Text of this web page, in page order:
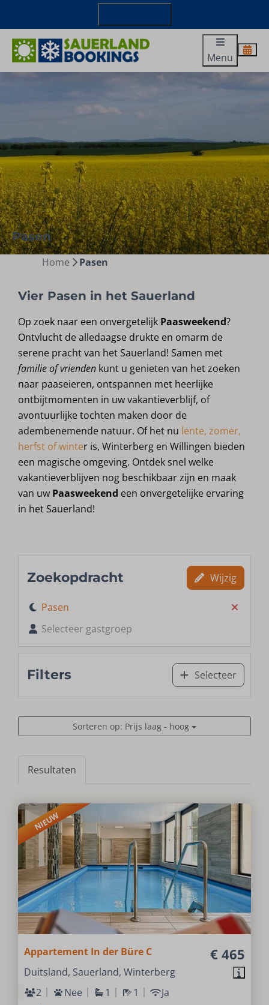
Menu
Pasen
Home Pasen
Vier Pasen in het Sauerland
Op zoek naar een onvergetelijk Paasweekend?
Ontvlucht de alledaagse drukte en omarm de
serene pracht van het Sauerland! Samen met
familie of vrienden kunt u genieten van het zoeken
naar paaseieren, ontspannen met heerlijke
ontbijtmomenten in uw vakantieverblijf, of
avontuurlijke tochten maken door de
adembenemende natuur. Of het nu lente, zomer,
herfst of winter is, Winterberg en Willingen bieden
een magische omgeving. Ontdek snel welke
vakantieverblijven nog beschikbaar zijn en maak
van uw Paasweekend een onvergetelijke ervaring
in het Sauerland!
Zoekopdracht Wijzig
Pasen
Selecteer gastgroep
Filters Selecteer
Sorteren op: Prijs laag - hoog
Resultaten
NIEUW
€ 465
Appartement In der Büre C
Duitsland, Sauerland, Winterberg
2
Nee 1 1
Ja